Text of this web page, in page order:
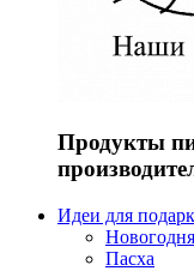
Продукты
Идеи для
Пасха